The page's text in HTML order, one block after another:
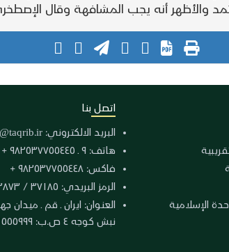
والأظهر أنه يجب المشافهة وقال
اتصل بنا
البريد الالكتروني:
هاتف: ٩ ـ ٩٨٢٥٣٧٧٥٥٤٤٥ +
فاكس: ٩٨٢٥٣٧٧٥٥٤٤٨ +
الرمز البريدي: ٣٧١٨٥ / ٣٨٧٣
نبش كوجه ٤ ص.ب: ٣٧١١٥٥٥٩٩٩